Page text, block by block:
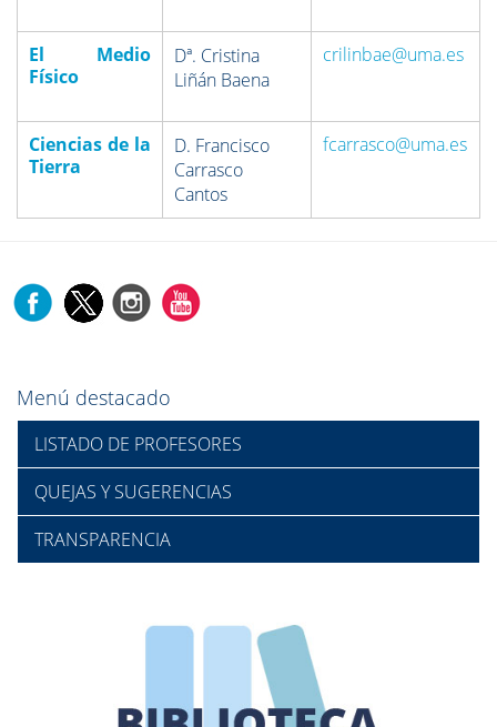
El Medio
Físico
Dª. Cristina
Liñán Baena
crilinbae@uma.es
Ciencias de la
Tierra
D. Francisco
Carrasco
Cantos
fcarrasco@uma.es
Menú destacado
LISTADO DE PROFESORES
QUEJAS Y SUGERENCIAS
TRANSPARENCIA